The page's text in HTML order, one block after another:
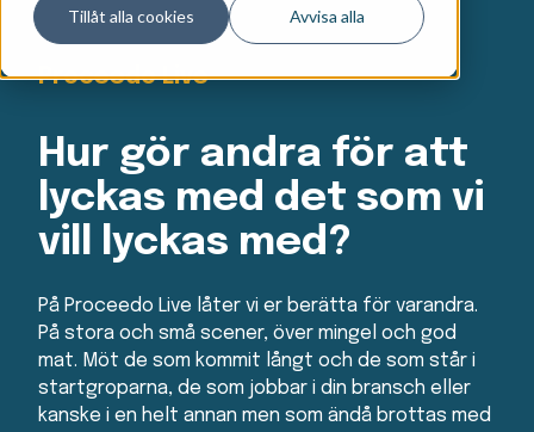
Tillåt alla cookies Avvisa alla
Proceedo Live
Hur gör andra för att
lyckas med det som vi
vill lyckas med?
På Proceedo Live låter vi er berätta för varandra.
På stora och små scener, över mingel och god
mat. Möt de som kommit långt och de som står i
startgroparna, de som jobbar i din bransch eller
kanske i en helt annan men som ändå brottas med